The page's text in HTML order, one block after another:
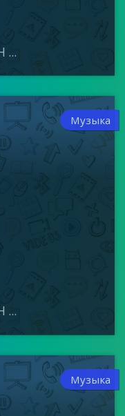
...
Музыка
...
Музыка